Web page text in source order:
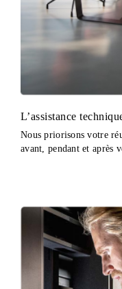
L’assistance
Nous priorisons votre
avant, pendant et après